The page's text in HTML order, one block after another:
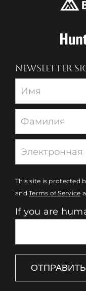
NEWSLETTER
Newsletter
This site is protected
andTerms of Service
If you are
ОТПРАВИТЬ